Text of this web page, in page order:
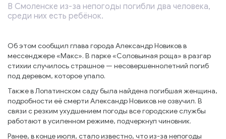
В Смоленске из-за непогоды погибли два человека,
среди них есть ребёнок.
Об этом сообщил глава города Александр Новиков в
мессенджере «Макс». В парке «Соловьиная роща» в разгар
стихии случилось страшное — несовершеннолетний погиб
под деревом, которое упало.
Также в Лопатинском саду была найдена погибшая женщина,
подробности её смерти Александр Новиков не озвучил. В
связи с резким ухудшением погоды все городские службы
работают в усиленном режиме, подчеркнул чиновник.
Ранее, в конце июля, стало известно, что из-за непогоды